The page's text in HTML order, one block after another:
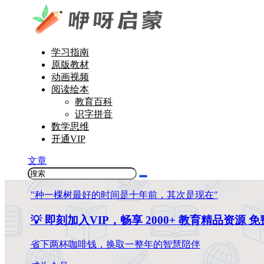
学习指南
原版教材
动画视频
阅读绘本
教育百科
识字拼音
数学思维
开通VIP
文章
"种一棵树最好的时间是十年前，其次是现在"
💡 即刻加入VIP，畅享 2000+ 教育精品资源 免
省下两杯咖啡钱，换取一整年的智慧陪伴